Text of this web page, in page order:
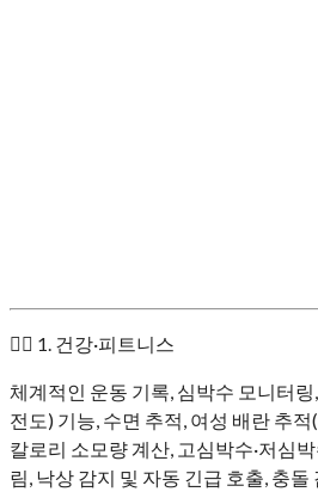
🏃‍♀️ 1. 건강·피트니스
체계적인 운동 기록, 심박수 모니터링
전도) 기능, 수면 추적, 여성 배란 추
칼로리 소모량 계산, 고심박수·저심
림, 낙상 감지 및 자동 긴급 호출, 충돌